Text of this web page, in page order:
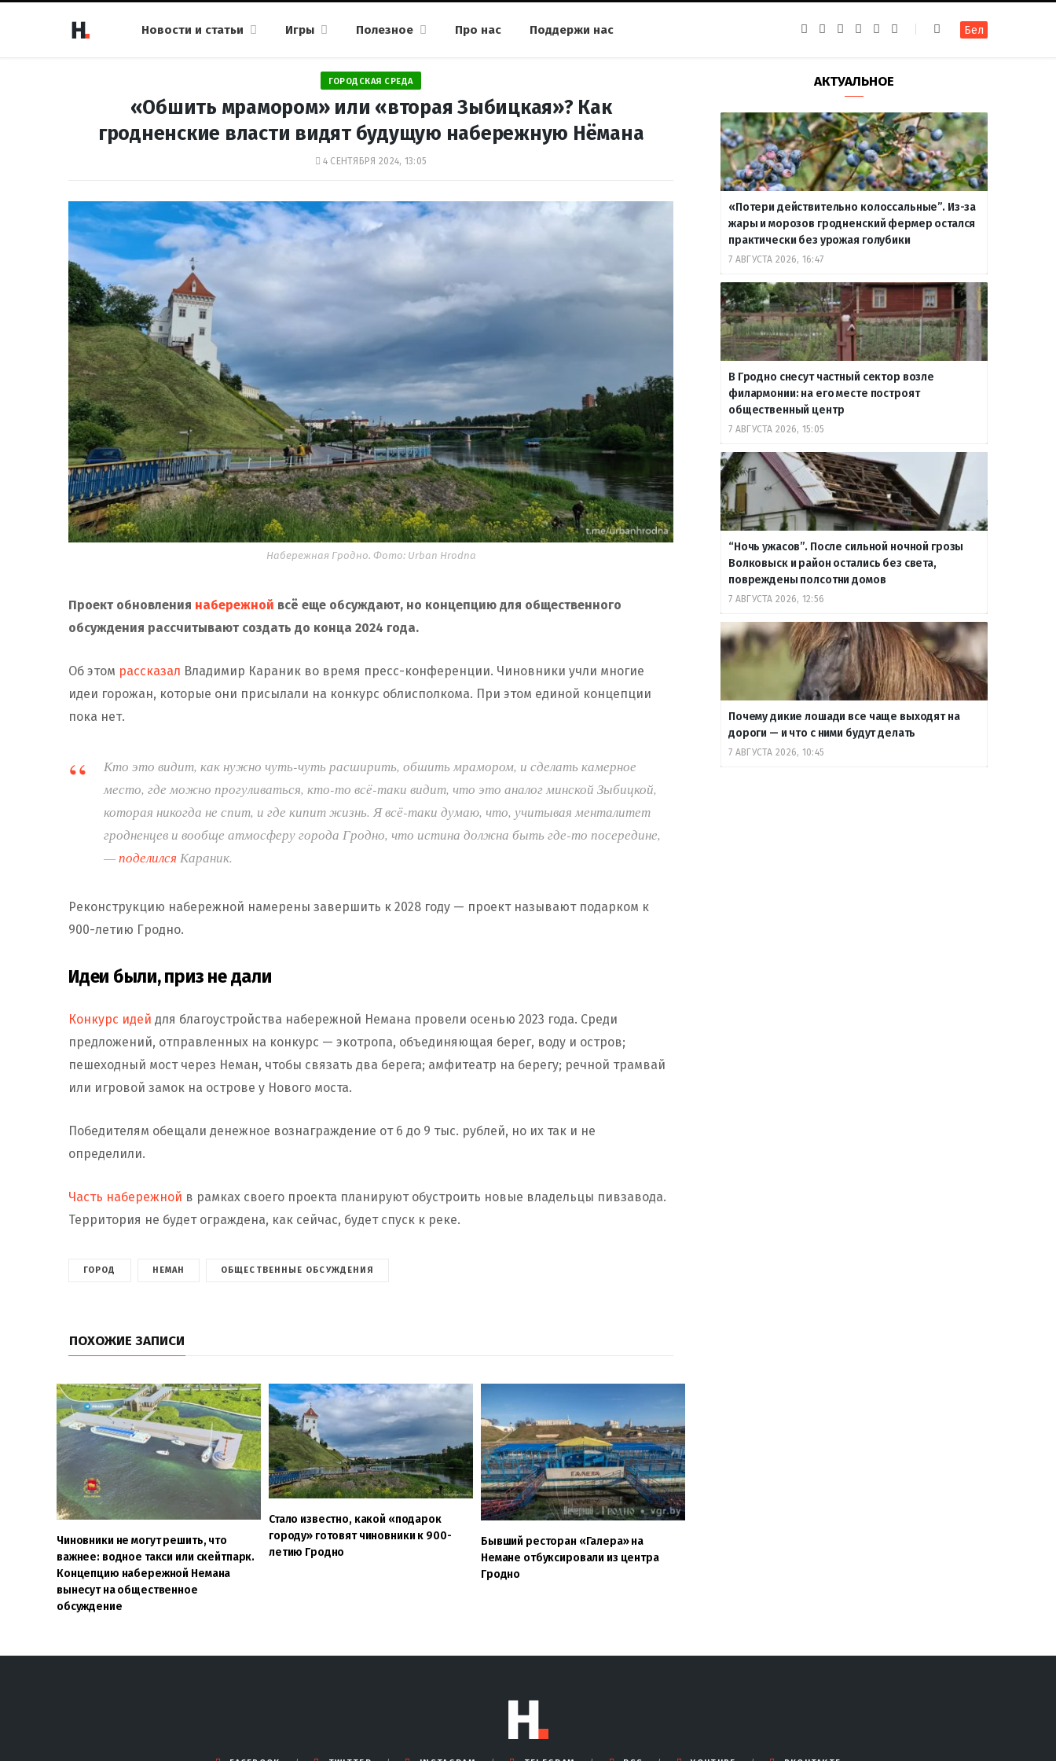
Новости и статьи Игры Полезное Про нас Поддержи нас
k
a
g
a
m
g
r
a
m
u
b
т
е
Бел
ГОРОДСКАЯ СРЕДА
«Обшить мрамором» или «вторая Зыбицкая»? Как
гродненские власти видят будущую набережную Нёмана
4 СЕНТЯБРЯ 2024, 13:05
Набережная Гродно. Фото: Urban Hrodna
Проект обновления набережной всё еще обсуждают, но концепцию для общественного
обсуждения рассчитывают создать до конца 2024 года.
Об этом рассказал Владимир Караник во время пресс-конференции. Чиновники учли многие
идеи горожан, которые они присылали на конкурс облисполкома. При этом единой концепции
пока нет.
Кто это видит, как нужно чуть-чуть расширить, обшить мрамором, и сделать камерное
место, где можно прогуливаться, кто-то всё-таки видит, что это аналог минской Зыбицкой,
которая никогда не спит, и где кипит жизнь. Я всё-таки думаю, что, учитывая менталитет
гродненцев и вообще атмосферу города Гродно, что истина должна быть где-то посередине,
—поделился Караник.
Реконструкцию набережной намерены завершить к 2028 году — проект называют подарком к
900-летию Гродно.
Идеи были, приз не дали
Конкурс идей для благоустройства набережной Немана провели осенью 2023 года. Среди
предложений, отправленных на конкурс — экотропа, объединяющая берег, воду и остров;
пешеходный мост через Неман, чтобы связать два берега; амфитеатр на берегу; речной трамвай
или игровой замок на острове у Нового моста.
Победителям обещали денежное вознаграждение от 6 до 9 тыс. рублей, но их так и не
определили.
Часть набережной в рамках своего проекта планируют обустроить новые владельцы пивзавода.
Территория не будет ограждена, как сейчас, будет спуск к реке.
ГОРОД НЕМАН ОБЩЕСТВЕННЫЕ ОБСУЖДЕНИЯ
ПОХОЖИЕ ЗАПИСИ
Чиновники не могут решить, что
важнее: водное такси или скейтпарк.
Концепцию набережной Немана
вынесут на общественное
обсуждение
Стало известно, какой «подарок
городу» готовят чиновники к 900-
летию Гродно
Бывший ресторан «Галера» на
Немане отбуксировали из центра
Гродно
АКТУАЛЬНОЕ
«Потери действительно колоссальные”. Из-за
жары и морозов гродненский фермер остался
практически без урожая голубики
7 АВГУСТА 2026, 16:47
В Гродно снесут частный сектор возле
филармонии: на его месте построят
общественный центр
7 АВГУСТА 2026, 15:05
“Ночь ужасов”. После сильной ночной грозы
Волковыск и район остались без света,
повреждены полсотни домов
7 АВГУСТА 2026, 12:56
Почему дикие лошади все чаще выходят на
дороги — и что с ними будут делать
7 АВГУСТА 2026, 10:45